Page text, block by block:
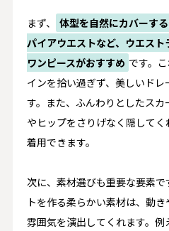
まず、
体型を自然にカバーす
パイアウエストなど、ウエス
ワンピースがおすすめ です。
インを拾い過ぎず、美しいドレ
す。また、ふんわりとしたスカ
やヒップをさりげなく隠して
着用できます。
次に、素材選びも重要な要素
トを作る柔らかい素材は、動
雰囲気を演出してくれます。